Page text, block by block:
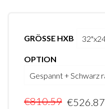
GRÖSSE HXB
OPTION
€810.59 €526.87